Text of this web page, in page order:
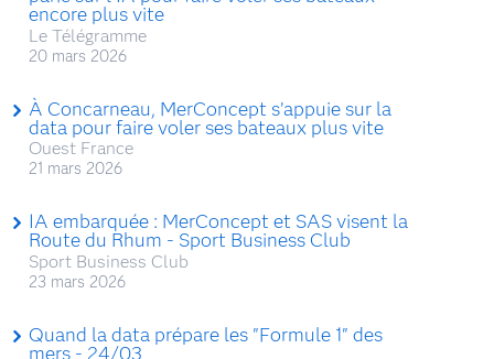
encore plus vite
Le Télégramme
20 mars 2026
À Concarneau, MerConcept s’appuie sur la
data pour faire voler ses bateaux plus vite
Ouest France
21 mars 2026
IA embarquée : MerConcept et SAS visent la
Route du Rhum - Sport Business Club
Sport Business Club
23 mars 2026
Quand la data prépare les "Formule 1" des
mers - 24/03